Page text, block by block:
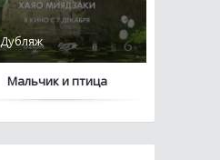
Дубляж
Мальчик и птица